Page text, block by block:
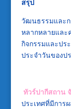
สรุป
วัฒนธรรมและ
หลากหลายและ
กิจกรรมและป
ประจำวันของป
ทัวร์ปากีสถาน
ประเทศที่มีการ